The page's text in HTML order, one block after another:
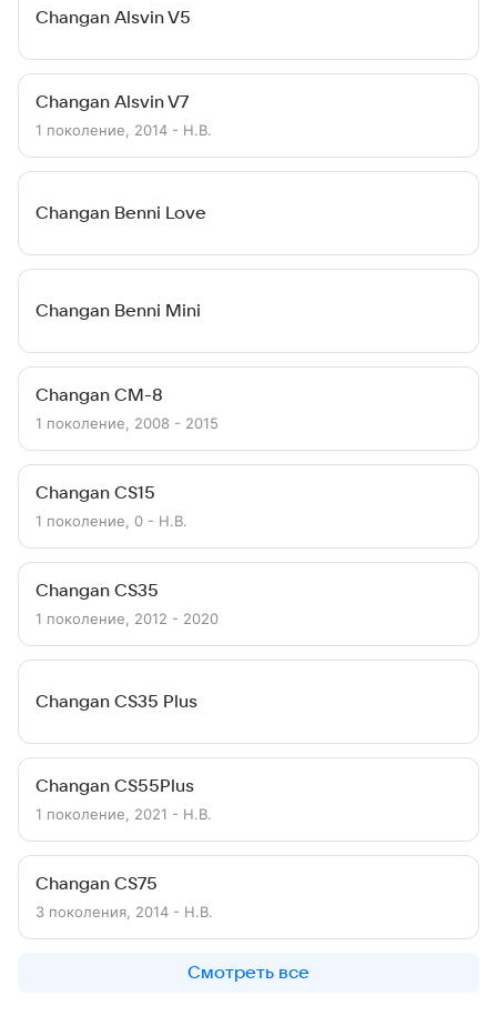
Changan Alsvin V5
Changan Alsvin V7
1 поколение, 2014 - Н.В.
Changan Benni Love
Changan Benni Mini
Changan CM-8
1 поколение, 2008 - 2015
Changan CS15
1 поколение, 0 - Н.В.
Changan CS35
1 поколение, 2012 - 2020
Changan CS35 Plus
Changan CS55Plus
1 поколение, 2021 - Н.В.
Changan CS75
3 поколения, 2014 - Н.В.
Смотреть все